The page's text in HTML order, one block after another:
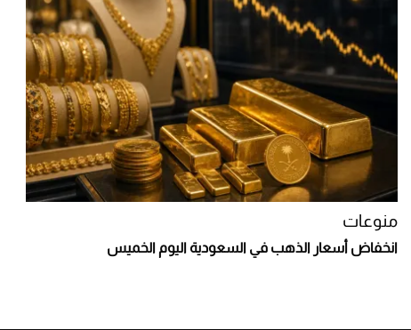
منوعات
انخفاض أسعار الذهب في السعودية اليوم الخميس